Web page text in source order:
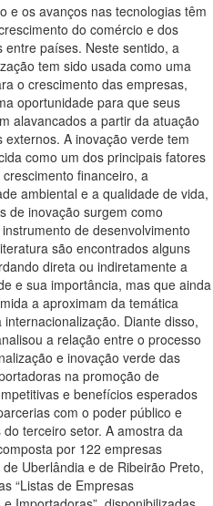
e os avanços nas tecnologias têm
do comércio e dos
entre países. Neste sentido, a
tem sido usada como uma
o crescimento das empresas,
oportunidade para que seus
alavancados a partir da atuação
externos. A inovação verde tem
como um dos principais fatores
financeiro, a
ambiental e a qualidade de vida,
de inovação surgem como
de desenvolvimento
são encontrados alguns
direta ou indiretamente a
e sua importância, mas que ainda
a aproximam da temática
internacionalização. Diante disso,
a relação entre o processo
e inovação verde das
na promoção de
e benefícios esperados
com o poder público e
terceiro setor. A amostra da
por 122 empresas
Uberlândia e de Ribeirão Preto,
“Listas de Empresas